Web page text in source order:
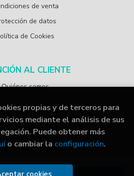
de venta
de datos
de Cookies
AL CLIENTE
Quiénes somos
Navarro. Todos los Derechos
|Grupo Trevenque
propias y de terceros para
mediante el análisis de sus
Puede obtener más
o cambiar la configuración.
cookies